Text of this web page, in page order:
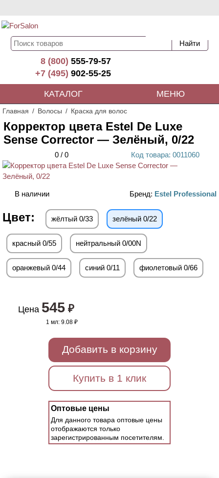
8 (800)555-79-57
+7 (495)902-55-25
КАТАЛОГ МЕНЮ
Главная Волосы Краска для волос
Корректор цвета Estel De Luxe
Sense Corrector — Зелёный, 0/22
0 / 0 Код товара: 0011060
В наличии Бренд: Estel Professional
Цвет: жёлтый 0/33 зелёный 0/22
красный 0/55 нейтральный 0/00N
оранжевый 0/44 синий 0/11 фиолетовый 0/66
Цена 545₽
1 мл:9.08 ₽
Добавить в корзину
Купить в 1 клик
Оптовые цены
Для данного товара оптовые цены
отображаются только
зарегистрированным посетителям.